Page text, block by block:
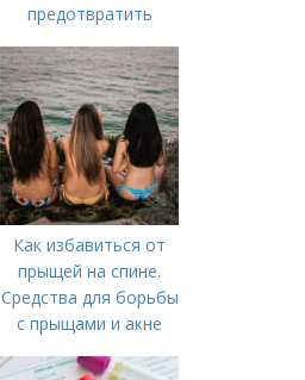
предотвратить
Как избавиться от
прыщей на спине.
Средства для борьбы
с прыщами и акне